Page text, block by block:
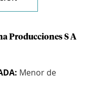
Producciones S A
Menor de